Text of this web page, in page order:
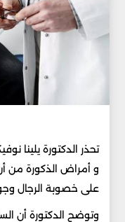
تحذر الدكتورة يلينا
و أمراض الذكورة من
على خصوبة الرجال
وتوضح الدكتورة أن